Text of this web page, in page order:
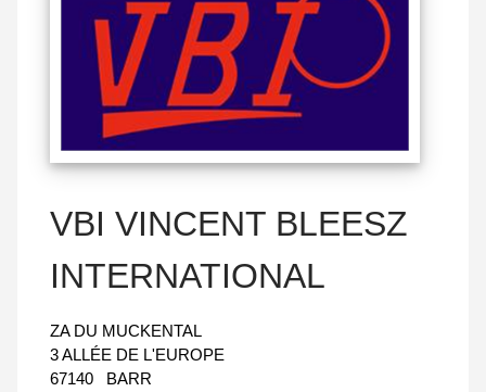
VBI VINCENT BLEESZ
INTERNATIONAL
ZA DU MUCKENTAL
3 ALLÉE DE L'EUROPE
67140
BARR